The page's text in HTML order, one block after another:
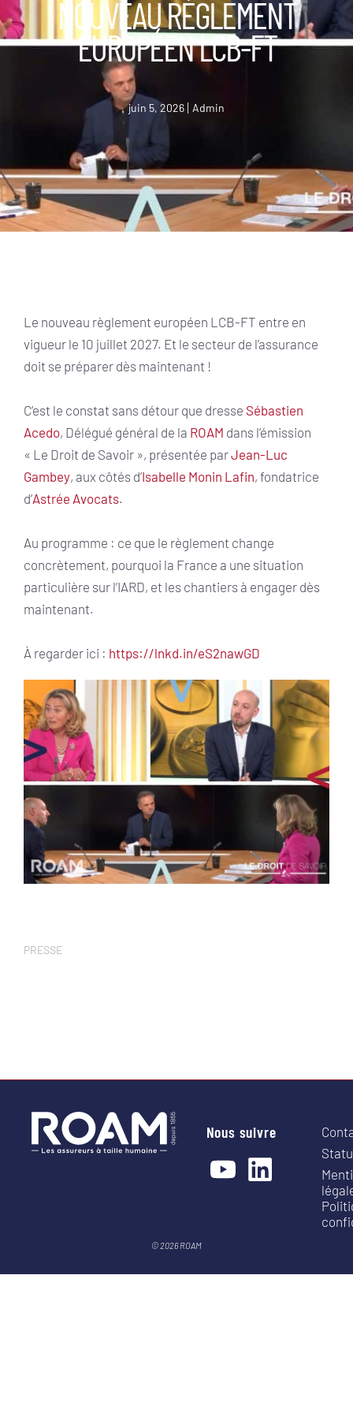
NOUVEAU RÈGLEMENT
EUROPÉEN LCB-FT
juin 5, 2026 Admin
Le nouveau règlement européen LCB-FT entre en
vigueur le 10 juillet 2027. Et le secteur de l’assurance
doit se préparer dès maintenant !
C’est le constat sans détour que dresse Sébastien
Acedo, Délégué général de la ROAM dans l’émission
« Le Droit de Savoir », présentée parJean-Luc
Gambey, aux côtés d’Isabelle Monin Lafin, fondatrice
d’Astrée Avocats.
Au programme : ce que le règlement change
concrètement, pourquoi la France a une situation
particulière sur l’IARD, et les chantiers à engager dès
maintenant.
À regarder ici : https://lnkd.in/eS2nawGD
PRESSE
Nous suivre
© 2026 ROAM